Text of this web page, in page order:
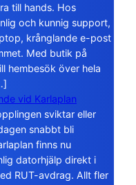
till hands. Hos
och kunnig support,
krånglande e-post
Med butik på
hembesök över hela
vid Karlaplan
sviktar eller
snabbt bli
finns nu
datorhjälp direkt i
RUT-avdrag. Allt fler